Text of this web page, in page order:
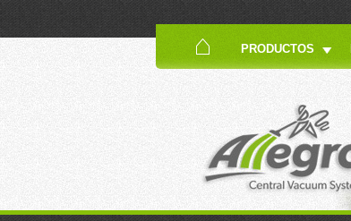
PRODUCTOS